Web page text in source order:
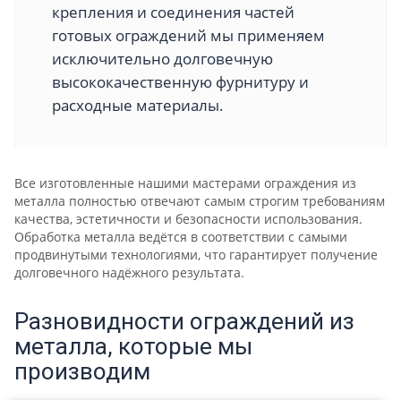
крепления и соединения частей
готовых ограждений мы применяем
исключительно долговечную
высококачественную фурнитуру и
расходные материалы.
Все изготовленные нашими мастерами ограждения из
металла полностью отвечают самым строгим требованиям
качества, эстетичности и безопасности использования.
Обработка металла ведётся в соответствии с самыми
продвинутыми технологиями, что гарантирует получение
долговечного надёжного результата.
Разновидности ограждений из
металла, которые мы
производим